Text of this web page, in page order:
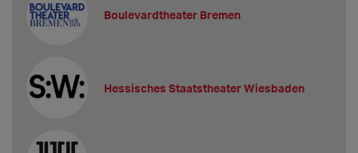
Boulevardtheater Bremen
Hessisches Staatstheater Wiesbaden